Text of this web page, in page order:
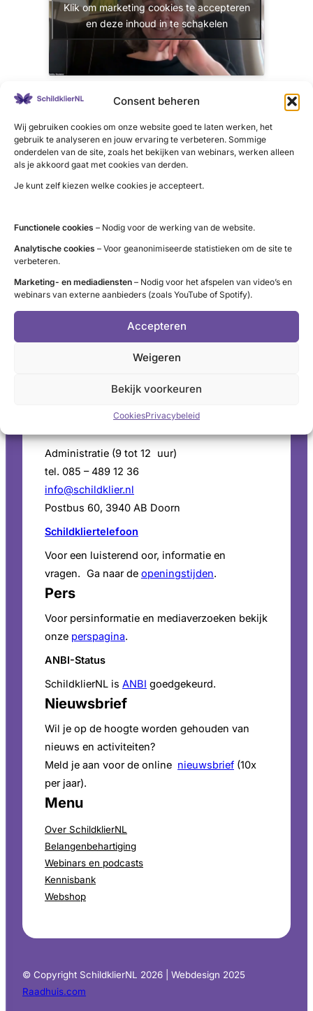
Consent beheren
Wij gebruiken cookies om onze website goed te laten werken, het
gebruik te analyseren en jouw ervaring te verbeteren. Sommige
onderdelen van de site, zoals het bekijken van webinars, werken alleen
als je akkoord gaat met cookies van derden.
Je kunt zelf kiezen welke cookies je accepteert.
Functionele cookies – Nodig voor de werking van de website.
Analytische cookies – Voor geanonimiseerde statistieken om de site te
verbeteren.
Marketing- en mediadiensten – Nodig voor het afspelen van video’s en
webinars van externe aanbieders (zoals YouTube of Spotify).
Accepteren
Weigeren
Bekijk voorkeuren
CookiesPrivacybeleid
Klik om marketing cookies te accepteren
en deze inhoud in te schakelen
Petra had een scala aan klachten, inclusief heftige
toeval achter waar het vandaan kwam
Instagram
Facebook
Administratie (9 tot 12 uur)
tel. 085 – 489 12 36
info@schildklier.nl
Postbus 60, 3940 AB Doorn
Schildkliertelefoon
Voor een luisterend oor, informatie en
vragen. Ga naar de openingstijden.
Pers
Voor persinformatie en mediaverzoeken bekijk
onze perspagina.
ANBI-Status
SchildklierNL is ANBI goedgekeurd.
Nieuwsbrief
Wil je op de hoogte worden gehouden van
nieuws en activiteiten?
Meld je aan voor de online nieuwsbrief (10x
per jaar).
Menu
Over SchildklierNL
Belangenbehartiging
Webinars en podcasts
Kennisbank
Webshop
© Copyright SchildklierNL 2026 | Webdesign 2025
Raadhuis.com